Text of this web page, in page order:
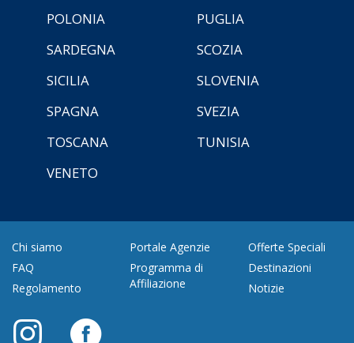
POLONIA
PUGLIA
SARDEGNA
SCOZIA
SICILIA
SLOVENIA
SPAGNA
SVEZIA
TOSCANA
TUNISIA
VENETO
Chi siamo
FAQ
Regolamento
Portale Agenzie
Programma di
Affiliazione
Offerte Speciali
Destinazioni
Notizie